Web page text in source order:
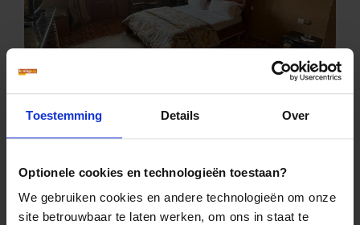
Toestemming Details Over
Optionele cookies en technologieën toestaan?
We gebruiken cookies en andere technologieën om onze
site betrouwbaar te laten werken, om ons in staat te
Midelt - Taddart
WIFI in kamer - Gratis